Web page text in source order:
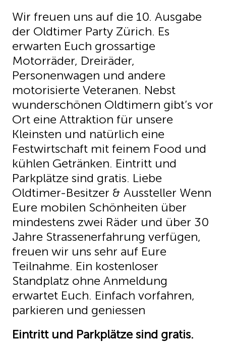
Wir freuen uns auf die 10. Ausgabe
der Oldtimer Party Zürich. Es
erwarten Euch grossartige
Motorräder, Dreiräder,
Personenwagen und andere
motorisierte Veteranen. Nebst
wunderschönen Oldtimern gibt’s vor
Ort eine Attraktion für unsere
Kleinsten und natürlich eine
Festwirtschaft mit feinem Food und
kühlen Getränken. Eintritt und
Parkplätze sind gratis. Liebe
Oldtimer-Besitzer & Aussteller Wenn
Eure mobilen Schönheiten über
mindestens zwei Räder und über 30
Jahre Strassenerfahrung verfügen,
freuen wir uns sehr auf Eure
Teilnahme. Ein kostenloser
Standplatz ohne Anmeldung
erwartet Euch. Einfach vorfahren,
parkieren und geniessen
Eintritt und Parkplätze sind gratis.